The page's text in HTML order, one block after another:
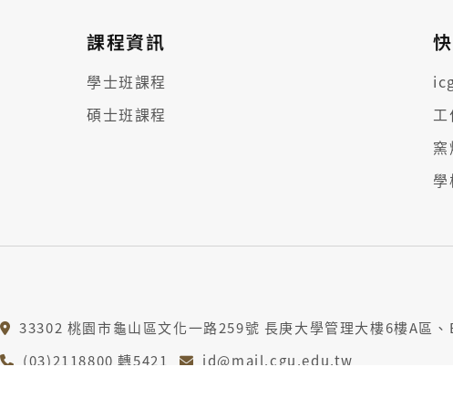
課程資訊
學士班課程
碩士班課程
33302 桃園市龜山區文化一路259號 長庚大學管理大樓6樓A區
(03)2118800 轉5421
id@mail.cgu.edu.tw